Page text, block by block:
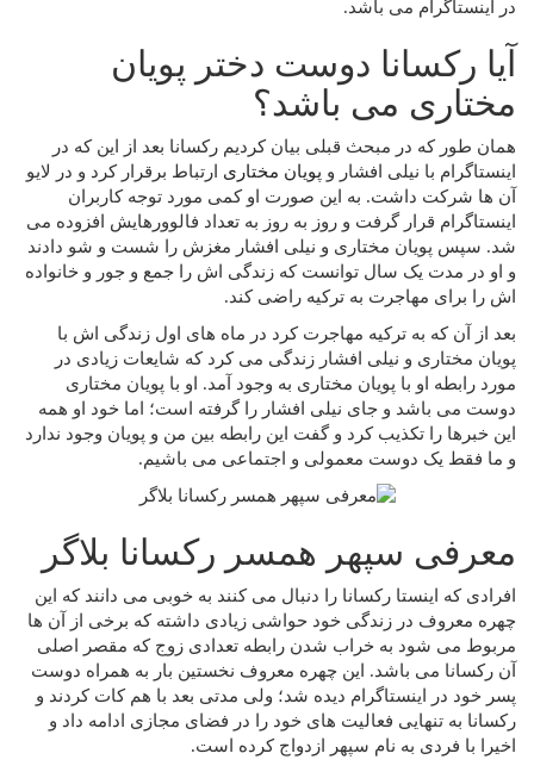
در اینستاگرام می باشد.
آیا رکسانا دوست دختر پویان
مختاری می باشد؟
همان طور که در مبحث قبلی بیان کردیم رکسانا بعد از این که در
اینستاگرام با نیلی افشار و پویان مختاری ارتباط برقرار کرد و در لایو
آن ها شرکت داشت. به این صورت او کمی مورد توجه کاربران
اینستاگرام قرار گرفت و روز به روز به تعداد فالوورهایش افزوده می‌
شد. سپس پویان مختاری و نیلی افشار مغزش را شست و شو دادند
و او در مدت یک سال توانست که زندگی‌ اش را جمع و جور و خانواده
اش را برای مهاجرت به ترکیه راضی کند.
بعد از آن که به ترکیه مهاجرت کرد در ماه های اول زندگی اش با
پویان مختاری و نیلی افشار زندگی می کرد که شایعات زیادی در
مورد رابطه او با پویان مختاری به وجود آمد. او با پویان مختاری
دوست می باشد و جای نیلی افشار را گرفته است؛ اما خود او همه
این خبرها را تکذیب کرد و گفت این رابطه بین من و پویان وجود ندارد
و ما فقط یک دوست معمولی و اجتماعی می باشیم.
معرفی سپهر همسر رکسانا بلاگر
افرادی که اینستا رکسانا را دنبال می کنند به خوبی می دانند که این
چهره معروف در زندگی خود حواشی زیادی داشته که برخی از آن ها
مربوط می شود به خراب شدن رابطه تعدادی زوج که مقصر اصلی
آن رکسانا می باشد. این چهره معروف نخستین بار به همراه دوست
پسر خود در اینستاگرام دیده شد؛ ولی مدتی بعد با هم کات کردند و
رکسانا به تنهایی فعالیت های خود را در فضای مجازی ادامه داد و
اخیرا با فردی به نام سپهر ازدواج کرده است.